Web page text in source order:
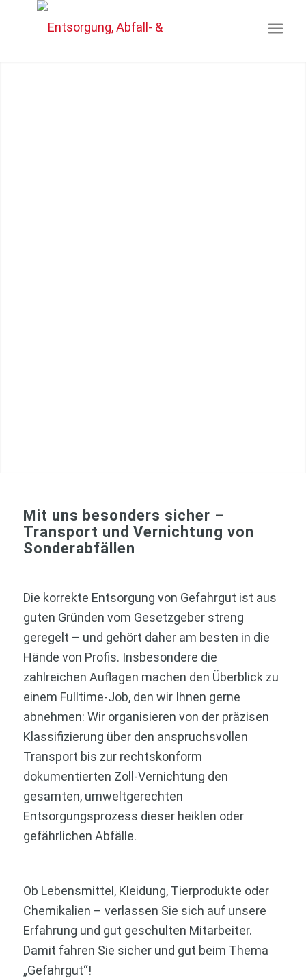
Mit uns besonders sicher –
Transport und Vernichtung von
Sonderabfällen
Die korrekte Entsorgung von Gefahrgut ist aus
guten Gründen vom Gesetzgeber streng
geregelt – und gehört daher am besten in die
Hände von Profis. Insbesondere die
zahlreichen Auflagen machen den Überblick zu
einem Fulltime-Job, den wir Ihnen gerne
abnehmen: Wir organisieren von der präzisen
Klassifizierung über den anspruchsvollen
Transport bis zur rechtskonform
dokumentierten Zoll-Vernichtung den
gesamten, umweltgerechten
Entsorgungsprozess dieser heiklen oder
gefährlichen Abfälle.
Ob Lebensmittel, Kleidung, Tierprodukte oder
Chemikalien – verlassen Sie sich auf unsere
Erfahrung und gut geschulten Mitarbeiter.
Damit fahren Sie sicher und gut beim Thema
„Gefahrgut“!